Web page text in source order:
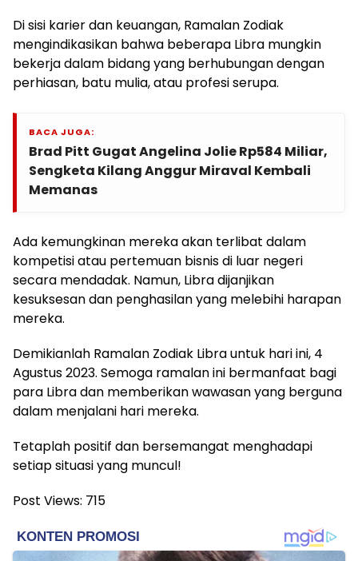
Di sisi karier dan keuangan, Ramalan Zodiak
mengindikasikan bahwa beberapa Libra mungkin
bekerja dalam bidang yang berhubungan dengan
perhiasan, batu mulia, atau profesi serupa.
BACA JUGA:
Brad Pitt Gugat Angelina Jolie Rp584 Miliar,
Sengketa Kilang Anggur Miraval Kembali
Memanas
Ada kemungkinan mereka akan terlibat dalam
kompetisi atau pertemuan bisnis di luar negeri
secara mendadak. Namun, Libra dijanjikan
kesuksesan dan penghasilan yang melebihi harapan
mereka.
Demikianlah Ramalan Zodiak Libra untuk hari ini, 4
Agustus 2023. Semoga ramalan ini bermanfaat bagi
para Libra dan memberikan wawasan yang berguna
dalam menjalani hari mereka.
Tetaplah positif dan bersemangat menghadapi
setiap situasi yang muncul!
Post Views: 715